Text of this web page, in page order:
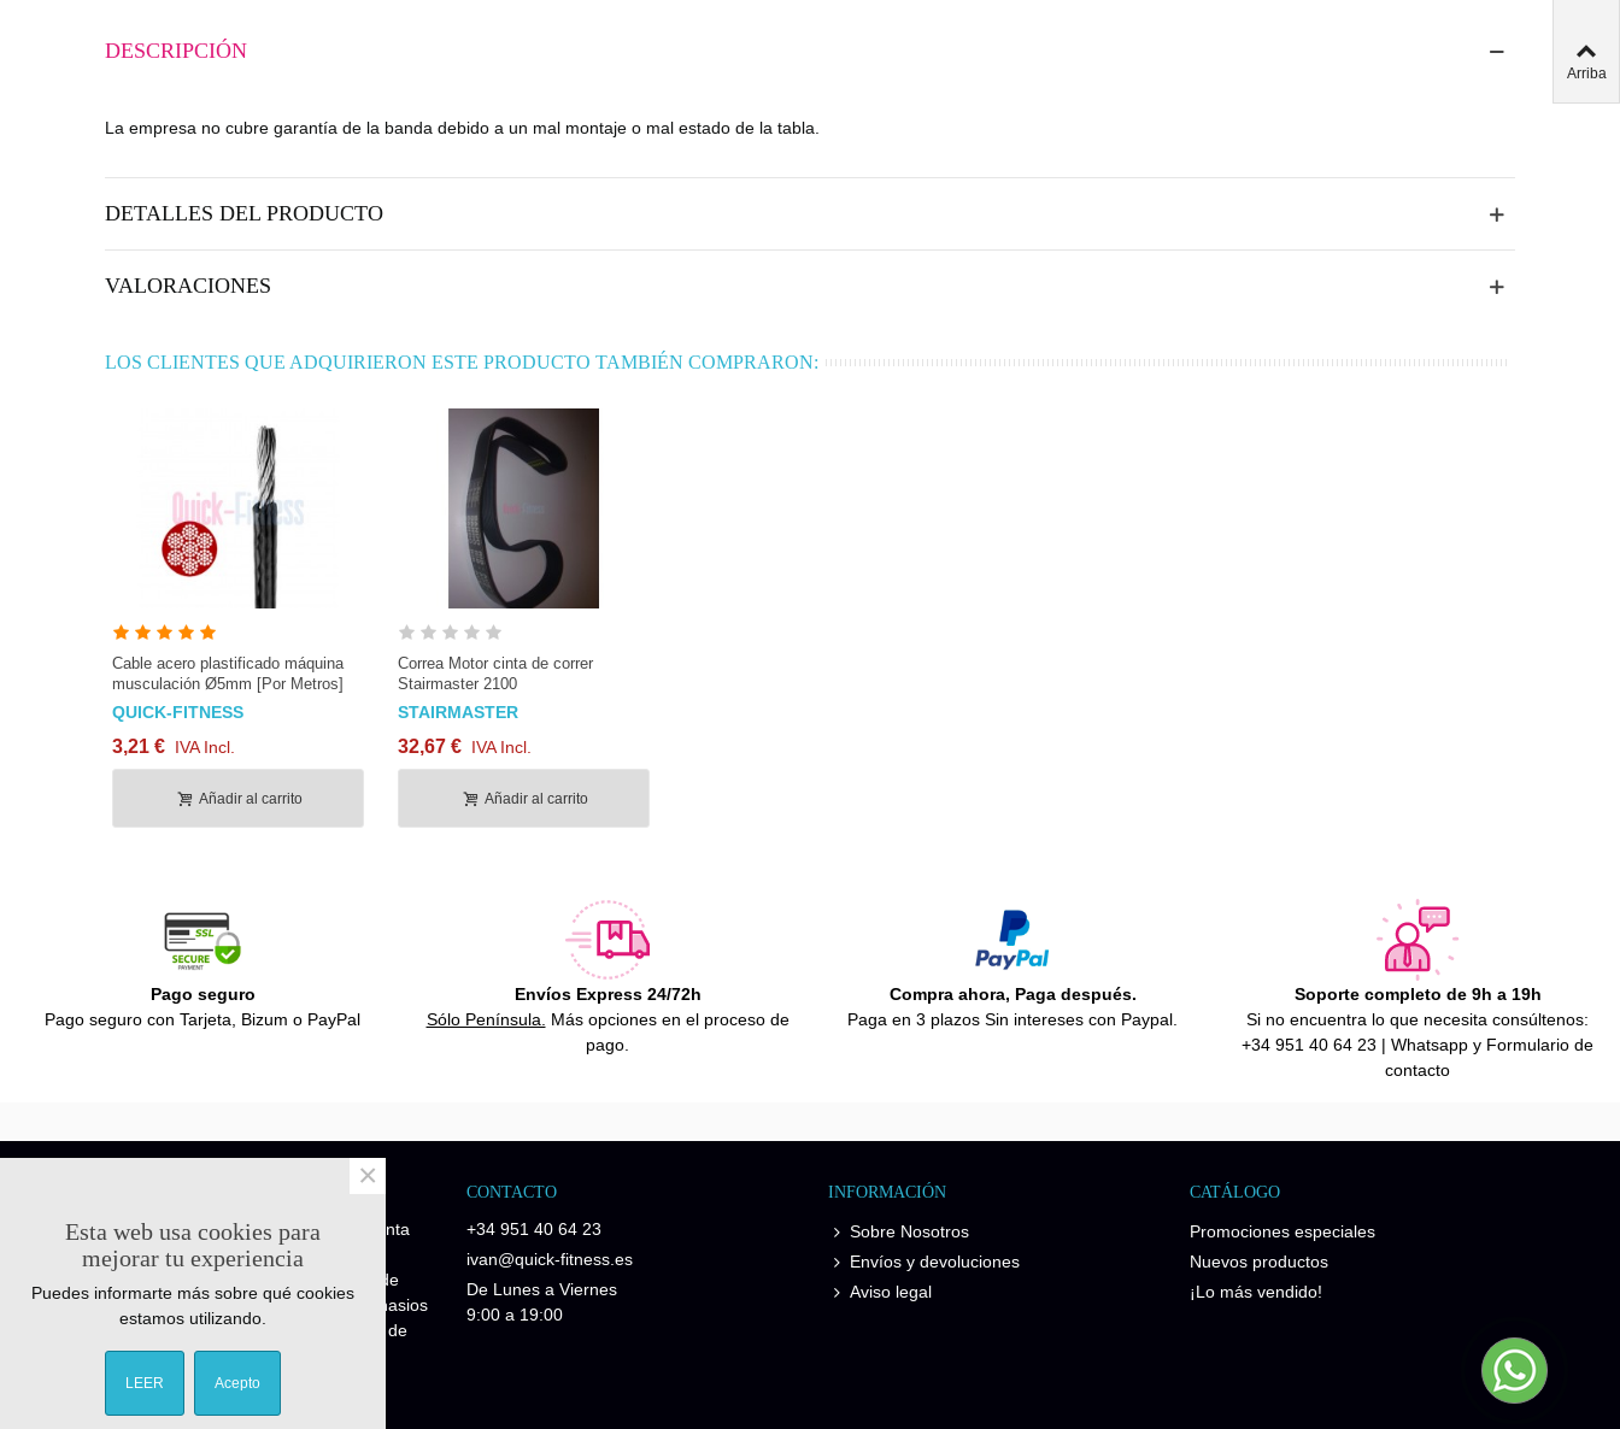
DESCRIPCIÓN
La empresa no cubre garantía de la banda debido a un mal montaje o mal estado de la tabla.
DETALLES DEL PRODUCTO
VALORACIONES
LOS CLIENTES QUE ADQUIRIERON ESTE PRODUCTO TAMBIÉN COMPRARON:
Cable acero plastificado máquina
musculación Ø5mm [Por Metros]
QUICK-FITNESS
3,21 € IVA Incl.
Añadir al carrito
Correa Motor cinta de correr
Stairmaster 2100
STAIRMASTER
32,67 € IVA Incl.
Añadir al carrito
Pago seguro
Pago seguro con Tarjeta, Bizum o PayPal
Envíos Express 24/72h
Sólo Península.
Más opciones en el proceso de
pago.
Compra ahora, Paga después.
Paga en 3 plazos Sin intereses con Paypal.
Soporte completo de 9h a 19h
Si no encuentra lo que necesita consúltenos:
+34 951 40 64 23 | Whatsapp y Formulario de
contacto
Quick-Fitness es una empresa de venta
de recambios y repuestos fitness.
Disponemos de piezas de repuesto de
maquinaria profesional para los gimnasios
y piezas de repuesto para máquinas de
particulares Fitness Home.
CONTACTO
+34 951 40 64 23
ivan@quick-fitness.es
De Lunes a Viernes
9:00 a 19:00
INFORMACIÓN
Sobre Nosotros
Envíos y devoluciones
Aviso legal
CATÁLOGO
Promociones especiales
Nuevos productos
¡Lo más vendido!
Arriba
Esta web usa cookies para
mejorar tu experiencia
Puedes informarte más sobre qué cookies
estamos utilizando.
LEER Acepto
×